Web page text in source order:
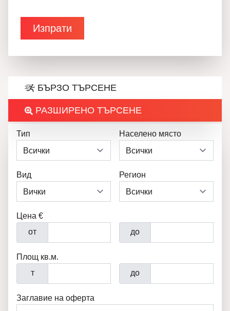
БЪРЗО ТЪРСЕНЕ
РАЗШИРЕНО ТЪРСЕНЕ
Тип Населено място
Вид Регион
Цена €
от
до
Площ кв.м.
т
до
Заглавие на оферта